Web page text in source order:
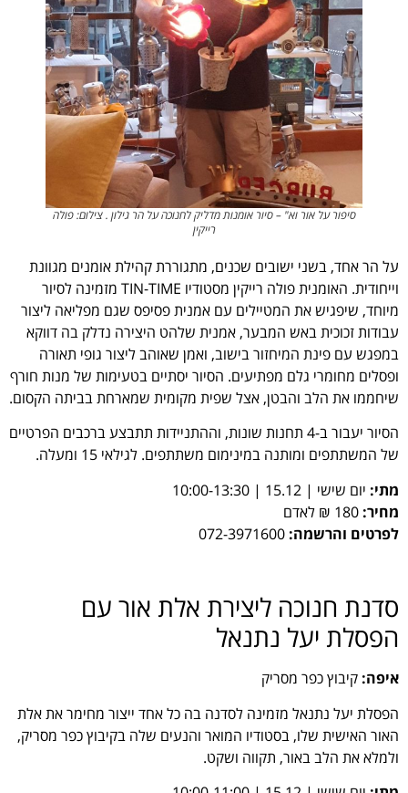
סיפור על אור וא" – סיור אומנות מדליק לחנוכה על הר גילון . צילום: פולה
רייקין
על הר אחד, בשני ישובים שכנים, מתגוררת קהילת אומנים מגוונת
וייחודית. האומנית פולה רייקין מסטודיו TIN-TIME מזמינה לסיור
מיוחד, שיפגיש את המטיילים עם אמנית פסיפס שגם מפליאה ליצור
עבודות זכוכית באש המבער, אמנית שלהט היצירה נדלק בה דווקא
במפגש עם פינת המיחזור בישוב, ואמן שאוהב ליצור גופי תאורה
ופסלים מחומרי גלם מפתיעים. הסיור יסתיים בטעימות של מנות חורף
שיחממו את הלב והבטן, אצל שפית מקומית שמארחת בביתה הקסום.
הסיור יעבור ב-4 תחנות שונות, וההתניידות תתבצע ברכבים הפרטיים
של המשתתפים ומותנה במינימום משתתפים. לגילאי 15 ומעלה.
מתי: יום שישי | 15.12 | 10:00-13:30
מחיר:
לפרטים והרשמה:
סדנת חנוכה ליצירת אלת אור עם
הפסלת יעל נתנאל
איפה: קיבוץ כפר מסריק
הפסלת יעל נתנאל מזמינה לסדנה בה כל אחד ייצור מחימר את אלת
האור האישית שלו, בסטודיו המואר והנעים שלה בקיבוץ כפר מסריק,
ולמלא את הלב באור, תקווה ושקט.